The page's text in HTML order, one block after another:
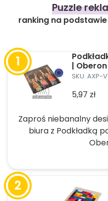
Puzzle
ranking na
| Oberon
SKU: AXP-
5,97 zł
Zaproś niebanalny
biura z Podkładką